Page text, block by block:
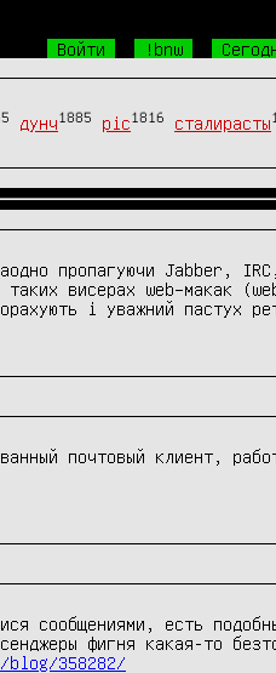
Войти !bnw
дунч1885 pic1816 сталирасты
пропагуючи Jabber, IRC,
висерах web–макак
і уважний пастух
почтовый клиент,
сообщениями, есть
фигня какая-то
358282/